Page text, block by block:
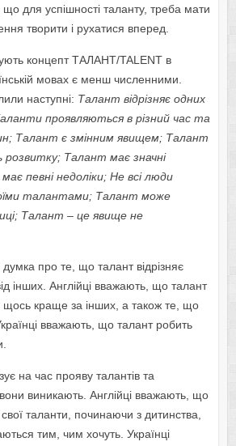
що для успішності таланту, треба мати
творити і рухатися вперед.
концепт ТАЛАНТ/TALENT в
мовах є менш численними.
наступні: Талант відрізняє одних
проявляються в різний час та
Талант є змінним явищем; Талант
розвитку; Талант має значні
певні недоліки; Не всі люди
талантами; Талант може
Талант – це явище не
про те, що талант відрізняє
Англійці вважають, що талант
щось краще за інших, а також те, що
вважають, що талант робить
на час прояву талантів та
виникають. Англійці вважають, що
таланти, починаючи з дитинства,
тим, чим хочуть. Українці